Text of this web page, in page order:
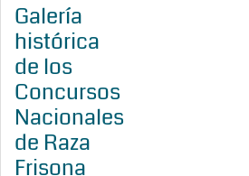
Galería
histórica
de los
Concursos
Nacionales
de Raza
Frisona